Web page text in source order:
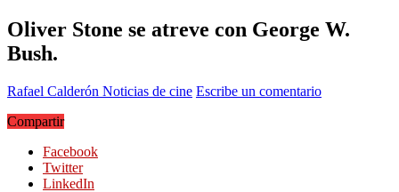
Oliver Stone se atreve con George W.
Bush.
Rafael Calderón Noticias de cine Escribe un comentario
Compartir
Facebook
Twitter
LinkedIn